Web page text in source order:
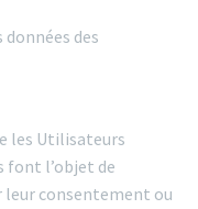
des
les Utilisateurs
font l’objet de
consentement ou